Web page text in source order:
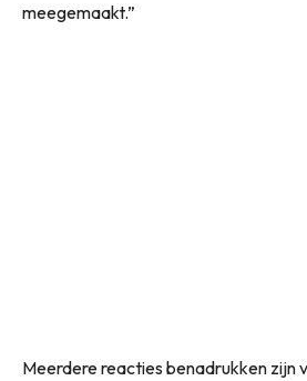
meegemaakt.”
Meerdere reacties benadrukken zijn